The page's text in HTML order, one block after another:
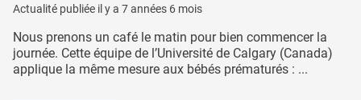
Actualité publiée il y a 7 années 6 mois
Nous prenons un café le matin pour bien commencer la
journée. Cette équipe de l’Université de Calgary (Canada)
applique la même mesure aux bébés prématurés : ...